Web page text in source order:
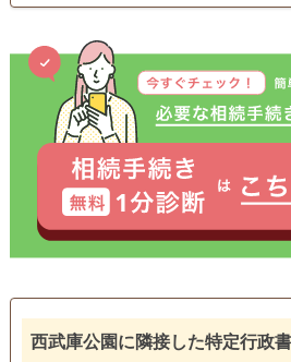
相続人調査
電話相談可 訪問可 土日相談可
事務所面談可
西武庫公園に隣接した特定行政